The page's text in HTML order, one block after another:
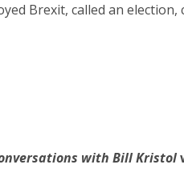
Brexit, called an election,
with Bill Kristol